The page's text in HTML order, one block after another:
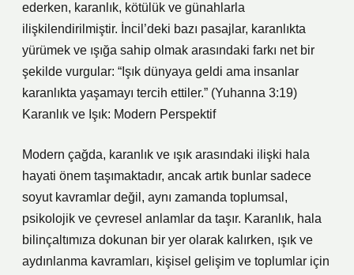
ederken, karanlık, kötülük ve günahlarla
ilişkilendirilmiştir. İncil’deki bazı pasajlar, karanlıkta
yürümek ve ışığa sahip olmak arasındaki farkı net bir
şekilde vurgular: “Işık dünyaya geldi ama insanlar
karanlıkta yaşamayı tercih ettiler.” (Yuhanna 3:19)
Karanlık ve Işık: Modern Perspektif
Modern çağda, karanlık ve ışık arasındaki ilişki hala
hayati önem taşımaktadır, ancak artık bunlar sadece
soyut kavramlar değil, aynı zamanda toplumsal,
psikolojik ve çevresel anlamlar da taşır. Karanlık, hala
bilinçaltımıza dokunan bir yer olarak kalırken, ışık ve
aydınlanma kavramları, kişisel gelişim ve toplumlar için